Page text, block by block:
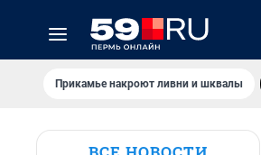
Прикамье накроют ливни и шквалы